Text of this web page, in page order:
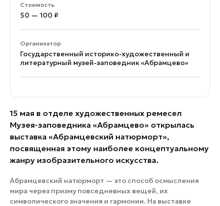
Стоимость
50 — 100 ₽
Организатор
Государственный историко-художественный и
литературный музей-заповедник «Абрамцево»
15 мая в отделе художественных ремесел
Музея-заповедника «Абрамцево» открылась
выставка «Абрамцевский натюрморт»,
посвященная этому наиболее концептуальному
жанру изобразительного искусства.
Абрамцевский натюрморт — это способ осмысления
мира через призму повседневных вещей, их
символического значения и гармонии. На выставке